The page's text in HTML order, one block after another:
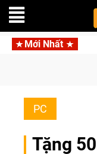
Mới Nhất Trial
PC
Tặng